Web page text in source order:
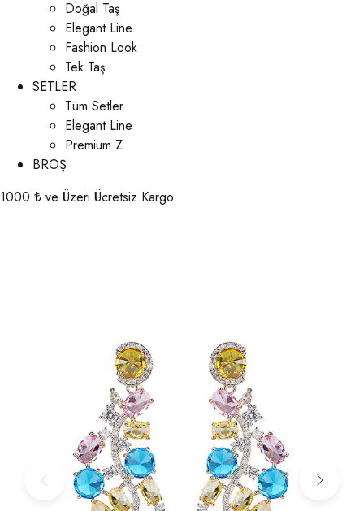
Doğal Taş
Elegant Line
Fashion Look
Tek Taş
SETLER
Tüm Setler
Elegant Line
Premium Z
BROŞ
1000 ₺ ve Üzeri Ücretsiz Kargo